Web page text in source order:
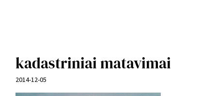
kadastriniai matavimai
2014-12-05